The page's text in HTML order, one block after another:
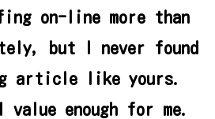
on-line more than
but I never found
article like yours.
enough for me.